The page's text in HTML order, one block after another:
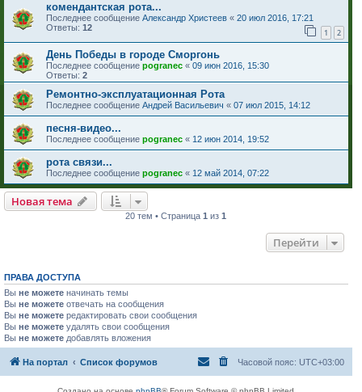
комендантская рота...
Последнее сообщение Александр Христеев « 20 июл 2016, 17:21
Ответы: 12 1 2
День Победы в городе Сморгонь
Последнее сообщение pogranec « 09 июн 2016, 15:30
Ответы: 2
Ремонтно-эксплуатационная Рота
Последнее сообщение Андрей Васильевич « 07 июл 2015, 14:12
песня-видео...
Последнее сообщение pogranec « 12 июн 2014, 19:52
рота связи...
Последнее сообщение pogranec « 12 май 2014, 07:22
Новая тема
20 тем • Страница1 из1
Перейти
ПРАВА ДОСТУПА
Вы не можете начинать темы
Вы не можете отвечать на сообщения
Вы не можете редактировать свои сообщения
Вы не можете удалять свои сообщения
Вы не можете добавлять вложения
На портал Список форумов Часовой пояс: UTC+03:00